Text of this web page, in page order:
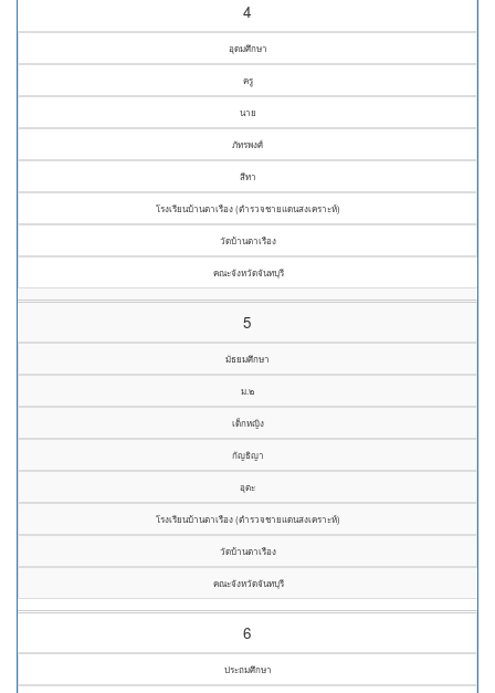
4
อุดมศึกษา
ครู
นาย
ภัทรพงศ์
สีทา
โรงเรียนบ้านตาเรือง (ตำรวจชายแดนสงเคราะห์)
วัดบ้านตาเรือง
คณะจังหวัดจันทบุรี
5
มัธยมศึกษา
ม.๒
เด็กหญิง
กัญธิญา
อุตะ
โรงเรียนบ้านตาเรือง (ตำรวจชายแดนสงเคราะห์)
วัดบ้านตาเรือง
คณะจังหวัดจันทบุรี
6
ประถมศึกษา